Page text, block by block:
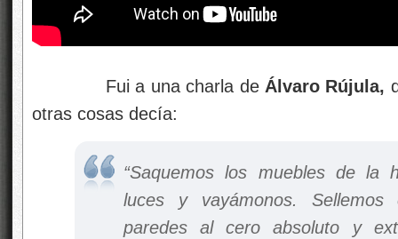
Fui a una charla de Álvaro Rújula,
otras cosas decía:
“Saquemos los muebles de la
luces y vayámonos.
paredes al cero absoluto y